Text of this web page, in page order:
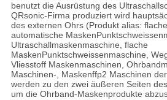
benutzt die Ausrüstung des
QRsonic-Firma produziert wird
des externen Ohrs (Produkt alias:
automatische
Ultraschallmaskenmaschine, flache
MaskenPunktschweissenmaschine,
Vliesstoff Maskenmaschinen,
Maschinen-, Maskenffp2 Maschinen
werden zu den zwei äußeren Seiten
um die Ohrband-Maskenprodukte